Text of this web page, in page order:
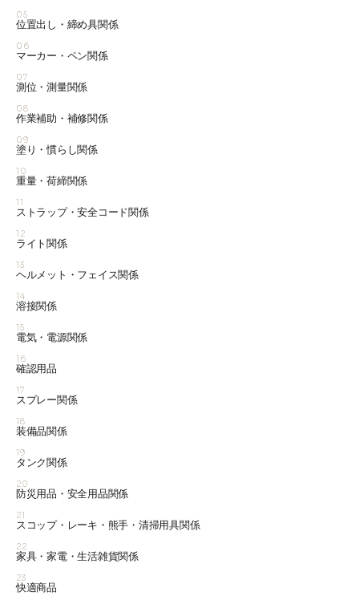
05
位置出し・締め具関係
06
マーカー・ペン関係
07
測位・測量関係
08
作業補助・補修関係
09
塗り・慣らし関係
10
重量・荷締関係
11
ストラップ・安全コード関係
12
ライト関係
13
ヘルメット・フェイス関係
14
溶接関係
15
電気・電源関係
16
確認用品
17
スプレー関係
18
装備品関係
19
タンク関係
20
防災用品・安全用品関係
21
スコップ・レーキ・熊手・清掃用具関係
22
家具・家電・生活雑貨関係
23
快適商品